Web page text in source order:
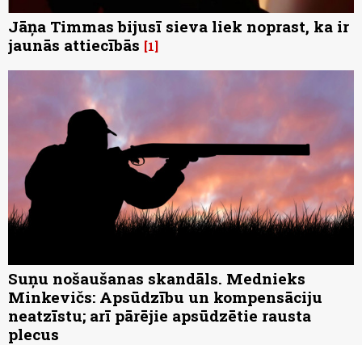
Jāņa Timmas bijusī sieva liek noprast, ka ir
jaunās attiecībās 1
Suņu nošaušanas skandāls. Mednieks
Minkevičs: Apsūdzību un kompensāciju
neatzīstu; arī pārējie apsūdzētie rausta
plecus